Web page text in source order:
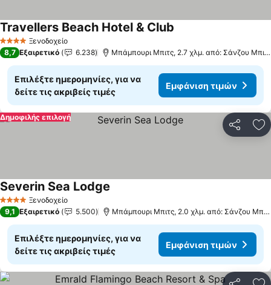
4 ΑστέριαΞενοδοχείο
Travellers Beach Hotel & Club
8,7 Εξαιρετικό 6.238 Μπάμπουρι Μπιτς, 2.7 χλμ. από: Σάνζου Μπιτς
Επιλέξτε ημερομηνίες, για να
δείτε τις ακριβείς τιμές
Εμφάνιση τιμών
Δημοφιλής επιλογή
4 ΑστέριαΞενοδοχείο
Severin Sea Lodge
9,1 Εξαιρετικό 5.500 Μπάμπουρι Μπιτς, 2.0 χλμ. από: Σάνζου Μπιτς
Επιλέξτε ημερομηνίες, για να
δείτε τις ακριβείς τιμές
Εμφάνιση τιμών